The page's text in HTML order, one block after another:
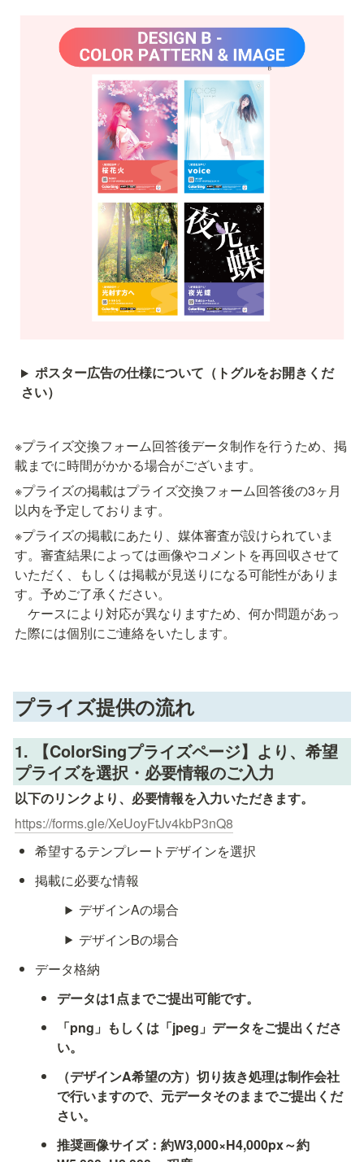
ポスター広告の仕様について（トグルをお開きくだ
さい）
※プライズ交換フォーム回答後データ制作を行う ため、掲
載までに時間がかかる場合がございます。
※プライズの掲載はプライズ交換フォーム回答後の3ヶ月
以内を予定しております。
※プライズの掲載にあたり、媒体審査が設けられていま
す。審査結果によっては画像やコメントを再回収させて
いただく、もしくは掲載が見送りになる可能性がありま
す。予めご了承ください。
ケースにより対応が異なりますため、何か問題があっ
た際には個別にご連絡をいたします。
プライズ提供の流れ
1. 【ColorSingプライズページ】より、希望
プライズを選択・必要情報のご入力
以下のリンクより、必要情報を入力いただきます。
https://forms.gle/XeUoyFtJv4kbP3nQ8
希望するテンプレートデザインを選択
掲載に必要な情報
デザインAの場合
デザインBの場合
データ格納
データは1点までご提出可能です。
「png」もしくは「jpeg」データをご提出くださ
い。
（デザインA希望の方）切り抜き処理は制作会社
で行いますので、元データそのままでご提出くだ
さい。
推奨画像サイズ：約W3,000×H4,000px～約